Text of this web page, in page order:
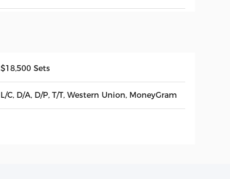
$18,500 Sets
L/C, D/A, D/P, T/T, Western Union, MoneyGram